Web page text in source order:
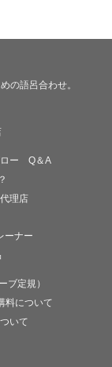
の語呂合わせ。
ロー Q＆A
理店
ーナー
ブ定規）
料について
いて